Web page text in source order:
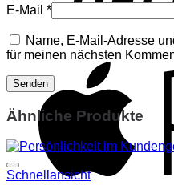
E-Mail *
Name, E-Mail-Adresse
für meinen nächsten
Ähnliche Produkte
Schnellansicht